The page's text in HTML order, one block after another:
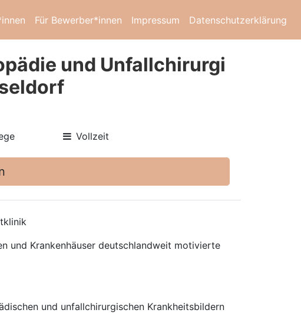
Für Bewerber*innen Impressum Datenschutzerklärung
und Unfallchirurgi
Vollzeit
und Krankenhäuser deutschlandweit motivierte
und unfallchirurgischen Krankheitsbildern